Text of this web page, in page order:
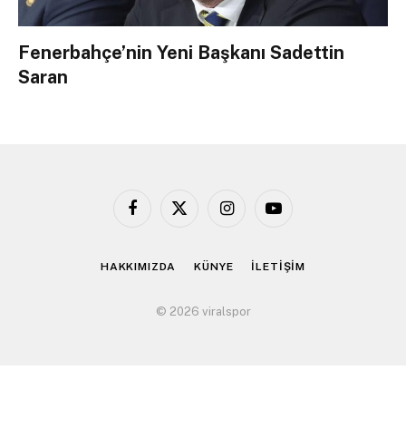
Fenerbahçe’nin Yeni Başkanı Sadettin
Saran
Facebook
X
InstagramYouTube
HAKKIMIZDA KÜNYE İLETİŞİM
© 2026 viralspor